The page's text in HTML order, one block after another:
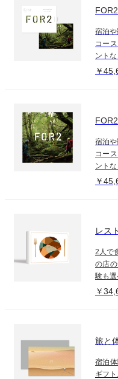
宿泊
コー
ントな
￥
宿泊
コー
ントな
￥
レス
2人で
の店
験も選
￥
旅と
宿泊
ギフ